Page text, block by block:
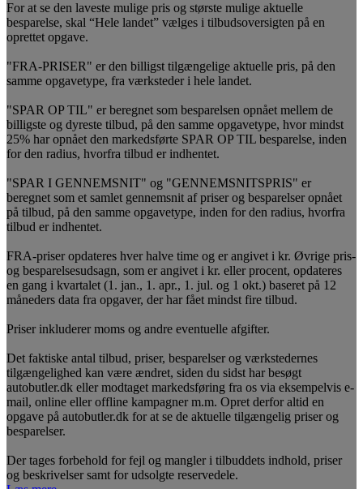
For at se den laveste mulige pris og største mulige aktuelle
besparelse, skal “Hele landet” vælges i tilbudsoversigten på en
oprettet opgave.
"FRA-PRISER" er den billigst tilgængelige aktuelle pris, på den
samme opgavetype, fra værksteder i hele landet.
"SPAR OP TIL" er beregnet som besparelsen opnået mellem de
billigste og dyreste tilbud, på den samme opgavetype, hvor mindst
25% har opnået den markedsførte SPAR OP TIL besparelse, inden
for den radius, hvorfra tilbud er indhentet.
"SPAR I GENNEMSNIT" og "GENNEMSNITSPRIS" er
beregnet som et samlet gennemsnit af priser og besparelser opnået
på tilbud, på den samme opgavetype, inden for den radius, hvorfra
tilbud er indhentet.
FRA-priser opdateres hver halve time og er angivet i kr. Øvrige pris-
og besparelsesudsagn, som er angivet i kr. eller procent, opdateres
en gang i kvartalet (1. jan., 1. apr., 1. jul. og 1 okt.) baseret på 12
måneders data fra opgaver, der har fået mindst fire tilbud.
Priser inkluderer moms og andre eventuelle afgifter.
Det faktiske antal tilbud, priser, besparelser og værkstedernes
tilgængelighed kan være ændret, siden du sidst har besøgt
autobutler.dk eller modtaget markedsføring fra os via eksempelvis e-
mail, online eller offline kampagner m.m. Opret derfor altid en
opgave på autobutler.dk for at se de aktuelle tilgængelig priser og
besparelser.
Der tages forbehold for fejl og mangler i tilbuddets indhold, priser
og beskrivelser samt for udsolgte reservedele.